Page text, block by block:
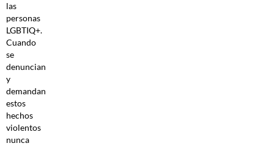
las
personas
LGBTIQ+.
Cuando
se
denuncian
y
demandan
estos
hechos
violentos
nunca